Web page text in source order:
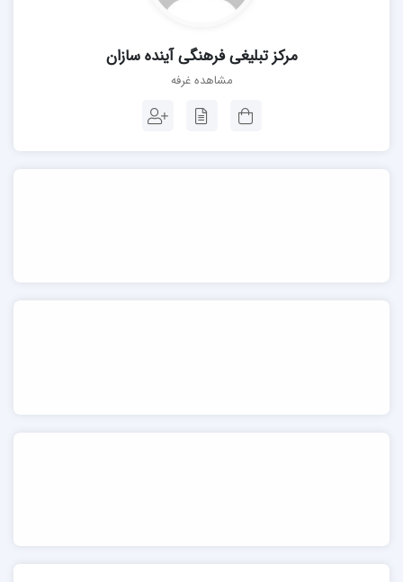
مرکز تبلیغی فرهنگی آینده سازان
مشاهده غرفه